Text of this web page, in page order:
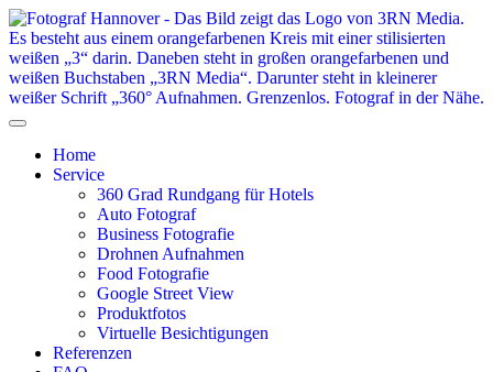
Home
Service
360 Grad Rundgang für Hotels
Auto Fotograf
Business Fotografie
Drohnen Aufnahmen
Food Fotografie
Google Street View
Produktfotos
Virtuelle Besichtigungen
Referenzen